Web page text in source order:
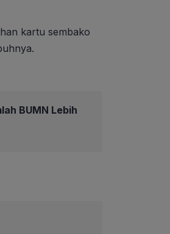
kartu sembako
BUMN Lebih